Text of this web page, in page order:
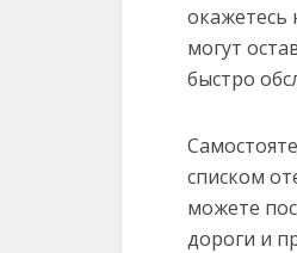
окажетесь
могут
быстро
списком
можете
дороги и